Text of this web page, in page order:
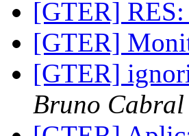
[GTER]
[GTER]
[GTER]
Bruno Cabral